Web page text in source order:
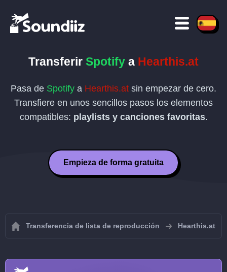
Transferir Spotify a Hearthis.at
Pasa de Spotify a Hearthis.at sin empezar de cero.
Transfiere en unos sencillos pasos los elementos
compatibles: playlists y canciones favoritas.
Empieza de forma gratuita
Transferencia de lista de reproducción Hearthis.at